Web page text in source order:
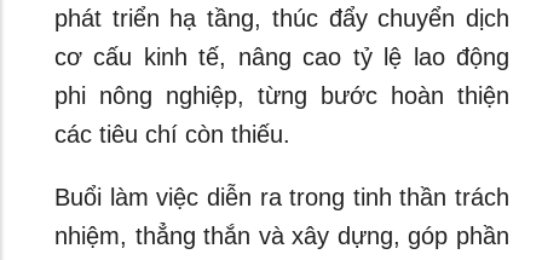
phát triển hạ tầng, thúc đẩy chuyển dịch
cơ cấu kinh tế, nâng cao tỷ lệ lao động
phi nông nghiệp, từng bước hoàn thiện
các tiêu chí còn thiếu.
Buổi làm việc diễn ra trong tinh thần trách
nhiệm, thẳng thắn và xây dựng, góp phần